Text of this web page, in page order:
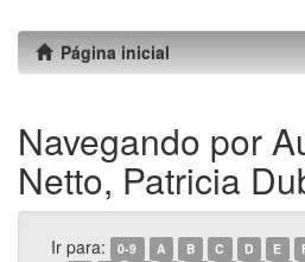
Página inicial
Navegando por
Netto, Patricia
Ir para: 0-9 A B C D E